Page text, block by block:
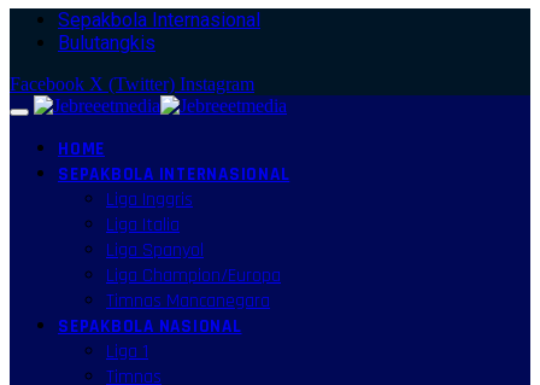
Sepakbola Internasional
Bulutangkis
Facebook X (Twitter) Instagram
HOME
SEPAKBOLA INTERNASIONAL
Liga Inggris
Liga Italia
Liga Spanyol
Liga Champion/Europa
Timnas Mancanegara
SEPAKBOLA NASIONAL
Liga 1
Timnas